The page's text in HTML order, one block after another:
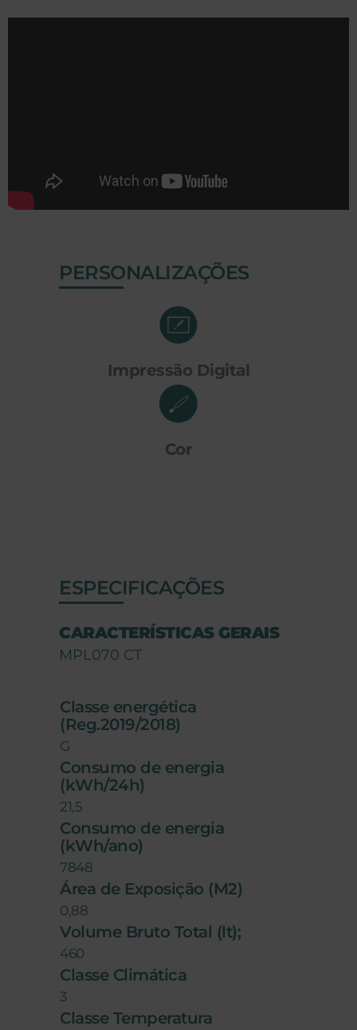
PERSONALIZAÇÕES
Impressão Digital
Cor
ESPECIFICAÇÕES
CARACTERÍSTICAS GERAIS
MPL070 CT
Classe energética
(Reg.2019/2018)
G
Consumo de energia
(kWh/24h)
21,5
Consumo de energia
(kWh/ano)
7848
Área de Exposição (M2)
0,88
Volume Bruto Total (lt);
460
Classe Climática
3
Classe Temperatura